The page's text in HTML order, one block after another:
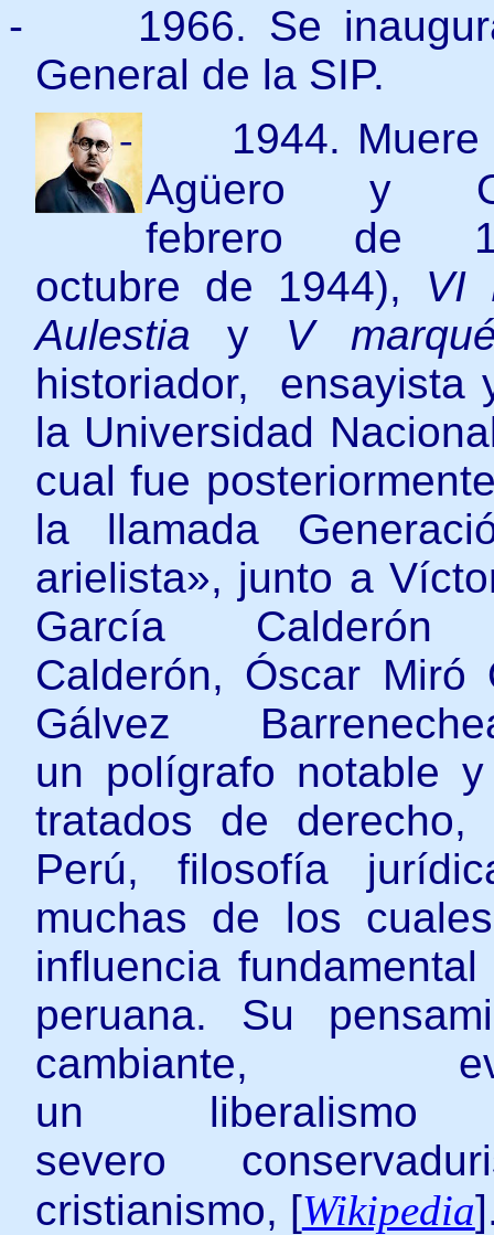
-
1966. Se
General de la SIP.
-
1944.
Agüero y
febrero de
octubre de 1944), VI
Aulestia y V
historiador, ensayista
la Universidad
cual fue
la llamada
arielista», junto a
García
Calderón, Óscar
Gálvez
un polígrafo notable
tratados de
Perú, filosofía
muchas de los
influencia
peruana. Su
cambiante,
un
severo
cristianismo, [Wikipedia